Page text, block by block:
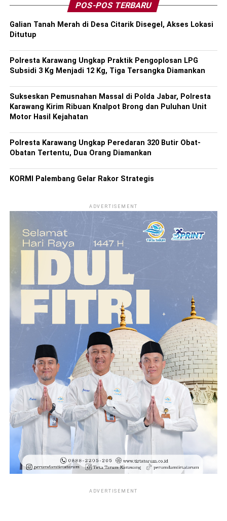
POS-POS TERBARU
Galian Tanah Merah di Desa Citarik Disegel, Akses Lokasi
Ditutup
Polresta Karawang Ungkap Praktik Pengoplosan LPG
Subsidi 3 Kg Menjadi 12 Kg, Tiga Tersangka Diamankan
Sukseskan Pemusnahan Massal di Polda Jabar, Polresta
Karawang Kirim Ribuan Knalpot Brong dan Puluhan Unit
Motor Hasil Kejahatan
Polresta Karawang Ungkap Peredaran 320 Butir Obat-
Obatan Tertentu, Dua Orang Diamankan
KORMI Palembang Gelar Rakor Strategis
ADVERTISEMENT
ADVERTISEMENT